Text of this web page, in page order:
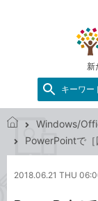
新
キーワー
で
ネ
Windows/
PowerPointで
2018.06.21 THU